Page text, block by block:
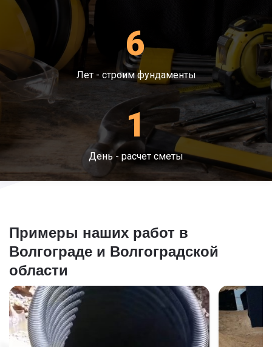
6
Лет - строим фундаменты
1
День - расчет сметы
Примеры наших работ в
Волгограде и Волгоградской
области